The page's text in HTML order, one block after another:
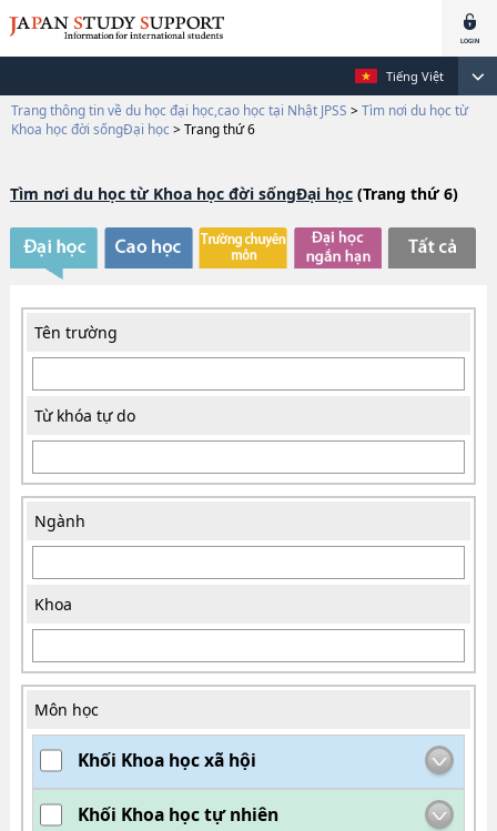
Tiếng Việt
Trang thông tin về du học đại học,cao học tại Nhật JPSS > Tìm nơi du học từ
Khoa học đời sốngĐại học > Trang thứ 6
Tìm nơi du học từ Khoa học đời sốngĐại học(Trang thứ 6)
Tên trường
Từ khóa tự do
Ngành
Khoa
Môn học
Khối Khoa học xã hội
Khối Khoa học tự nhiên